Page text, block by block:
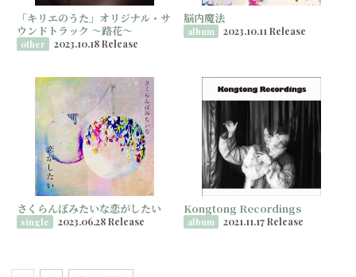
「キリエのうた」オリジナル・サ
ウンドトラック ～路花～
other 2023.10.18 Release
脳内魔法
album 2023.10.11 Release
さくらんぼみたいな恋がしたい
single 2023.06.28 Release
Kongtong Recordings
album 2021.11.17 Release